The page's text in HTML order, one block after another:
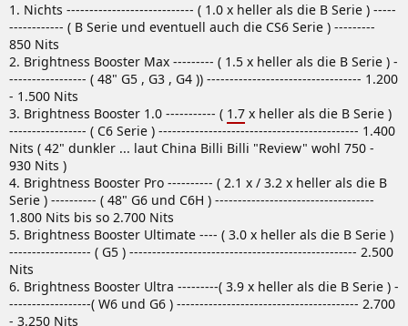
1. Nichts ---------------------------- ( 1.0 x heller als die B Serie ) -----
------------ ( B Serie und eventuell auch die CS6 Serie ) ---------
850 Nits
2. Brightness Booster Max --------- ( 1.5 x heller als die B Serie ) -
----------------- ( 48" G5 , G3 , G4 )) ---------------------------------- 1.200
- 1.500 Nits
3. Brightness Booster 1.0 ----------- ( 1.7 x heller als die B Serie )
----------------- ( C6 Serie ) -------------------------------------------- 1.400
Nits ( 42" dunkler ... laut China Billi Billi "Review" wohl 750 -
930 Nits )
4. Brightness Booster Pro ---------- ( 2.1 x / 3.2 x heller als die B
Serie ) ---------- ( 48" G6 und C6H ) -----------------------------------
1.800 Nits bis so 2.700 Nits
5. Brightness Booster Ultimate ---- ( 3.0 x heller als die B Serie )
------------------ ( G5 ) -------------------------------------------------- 2.500
Nits
6. Brightness Booster Ultra ---------( 3.9 x heller als die B Serie ) -
------------------( W6 und G6 ) ---------------------------------------- 2.700
- 3.250 Nits